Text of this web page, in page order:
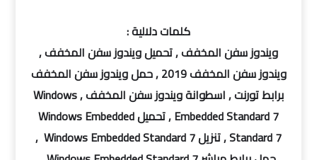
كلمات دلالية :
ويندوز سفن المخفف , تحميل ويندوز سفن المخفف ,
ويندوز سفن المخفف 2019 , حمل ويندوز سفن المخفف
برابط تورنت , اسطوانة ويندوز سفن المخفف , Windows
Embedded Standard 7 , تحميل Windows Embedded
Standard 7 , تنزيل Windows Embedded Standard 7 ,